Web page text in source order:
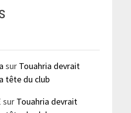
sur Touahria devrait
tête du club
sur Touahria devrait